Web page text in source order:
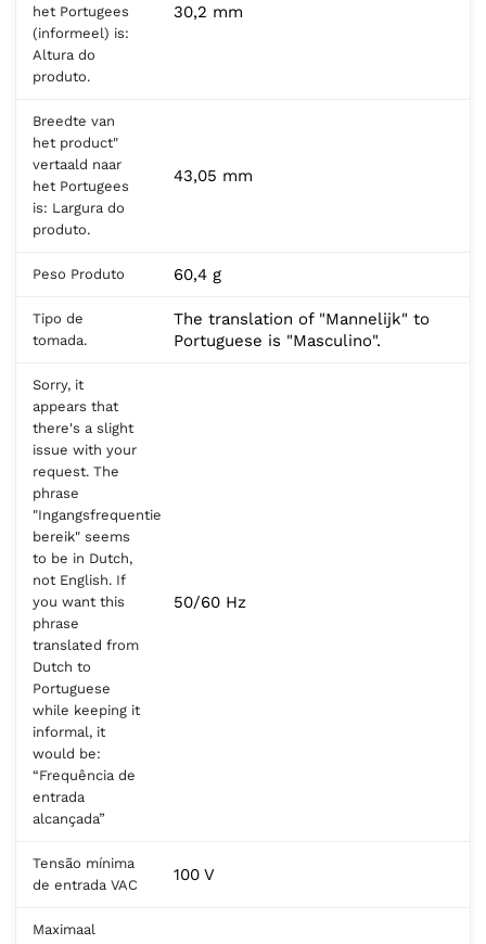
het Portugees
(informeel) is:
Altura do
produto.
30,2 mm
Breedte van
het product"
vertaald naar
het Portugees
is: Largura do
produto.
43,05 mm
Peso Produto 60,4 g
Tipo de
tomada.
The translation of "Mannelijk" to
Portuguese is "Masculino".
Sorry, it
appears that
there's a slight
issue with your
request. The
phrase
"Ingangsfrequentie
bereik" seems
to be in Dutch,
not English. If
you want this
phrase
translated from
Dutch to
Portuguese
while keeping it
informal, it
would be:
“Frequência de
entrada
alcançada”
50/60 Hz
Tensão mínima
de entrada VAC
100 V
Maximaal